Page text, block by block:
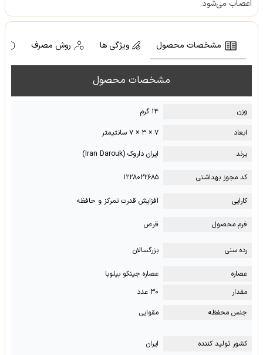
اعصاب می‌شود.
مشخصات محصول ویژگی ها روش مصرف
مشخصات محصول
وزن
۱۴ گرم
ابعاد
۷ × ۳ × ۷ سانتیمتر
برند
ایران داروک (Iran Darouk)
کد مجوز بهداشتی ۱۲۲۸۰۲۲۶۸۵
کارایی افزایش قدرت تمرکز و حافظه
فرم محصول قرص
رده سنی بزرگسالان
عصاره
عصاره جینکو بیلوبا
مقدار
۳۰ عدد
جنس محفظه
مقوایی
کشور تولید کننده ایران